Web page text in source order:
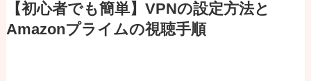
【初心者でも簡単】VPNの設定方法と
Amazonプライムの視聴手順